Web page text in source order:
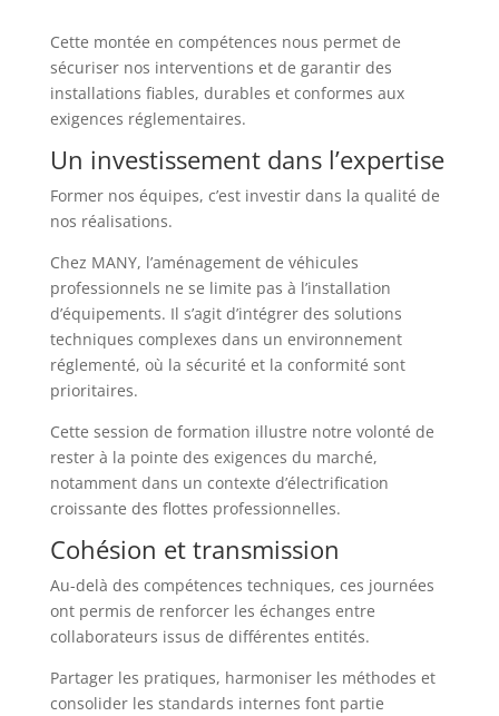
Cette montée en compétences nous permet de
sécuriser nos interventions et de garantir des
installations fiables, durables et conformes aux
exigences réglementaires.
Un investissement dans l’expertise
Former nos équipes, c’est investir dans la qualité de
nos réalisations.
Chez MANY, l’aménagement de véhicules
professionnels ne se limite pas à l’installation
d’équipements. Il s’agit d’intégrer des solutions
techniques complexes dans un environnement
réglementé, où la sécurité et la conformité sont
prioritaires.
Cette session de formation illustre notre volonté de
rester à la pointe des exigences du marché,
notamment dans un contexte d’électrification
croissante des flottes professionnelles.
Cohésion et transmission
Au-delà des compétences techniques, ces journées
ont permis de renforcer les échanges entre
collaborateurs issus de différentes entités.
Partager les pratiques, harmoniser les méthodes et
consolider les standards internes font partie